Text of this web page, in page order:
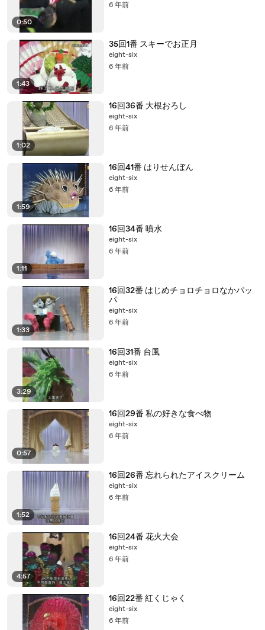
0:50
6 年前
1:43
35回1番 スキーでお正月
eight-six
6 年前
1:02
16回36番 大根おろし
eight-six
6 年前
1:59
16回41番 はりせんぼん
eight-six
6 年前
1:11
16回34番 噴水
eight-six
6 年前
1:33
16回32番 はじめチョロチョロなかパッ
パ
eight-six
6 年前
3:29
16回31番 台風
eight-six
6 年前
0:57
16回29番 私の好きな食べ物
eight-six
6 年前
1:52
16回26番 忘れられたアイスクリーム
eight-six
6 年前
4:57
16回24番 花火大会
eight-six
6 年前
16回22番 紅くじゃく
eight-six
6 年前